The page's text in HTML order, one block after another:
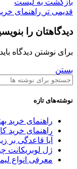
بازگشت به لیست
قدیمی تر راهنمای
دیدگاهتان را
برای نوشتن دیدگاه باید
بستن
نوشته‌های تازه
راهنمای خرید
راهنمای خرید
آیا قاعدگی بر
ژل لوبریکانت
معرفی انواع